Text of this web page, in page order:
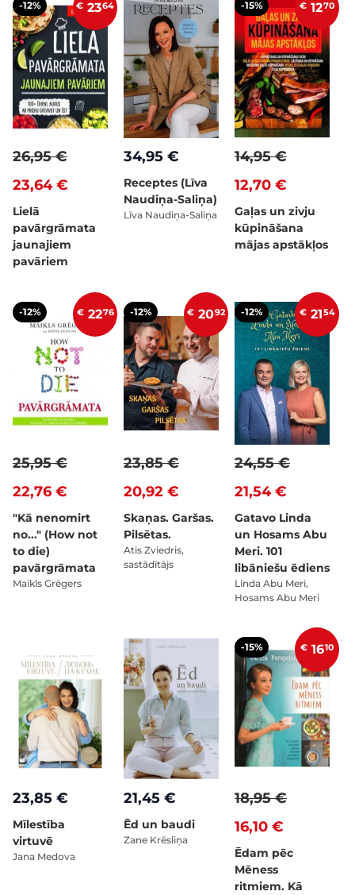
-12% € 2364
23,64 €
26,95 €
Lielā
pavārgrāmata
jaunajiem
pavāriem
34,95 €
Receptes (Līva
Naudiņa-Saliņa)
Līva Naudiņa-Saliņa
-15% € 1270
12,70 €
14,95 €
Gaļas un zivju
kūpināšana
mājas apstākļos
-12% € 2276
22,76 €
25,95 €
"Kā nenomirt
no..." (How not
to die)
pavārgrāmata
Maikls Grēgers
-12% € 2092
20,92 €
23,85 €
Skaņas. Garšas.
Pilsētas.
Atis Zviedris,
sastādītājs
-12% € 2154
21,54 €
24,55 €
Gatavo Linda
un Hosams Abu
Meri. 101
libāniešu ēdiens
Linda Abu Meri,
Hosams Abu Meri
23,85 €
Mīlestība
virtuvē
Jana Medova
21,45 €
Ēd un baudi
Zane Krēsliņa
-15% € 1610
16,10 €
18,95 €
Ēdam pēc
Mēness
ritmiem. Kā